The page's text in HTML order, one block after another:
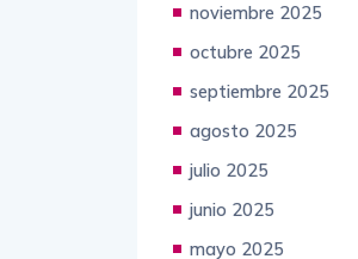
noviembre 2025
octubre 2025
septiembre 2025
agosto 2025
julio 2025
junio 2025
mayo 2025